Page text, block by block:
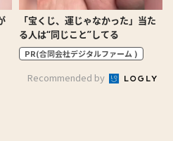
「宝くじ、運じゃなかった」当た
る人は“同じこと”してる
PR(合同会社デジタルファーム )
Recommended by